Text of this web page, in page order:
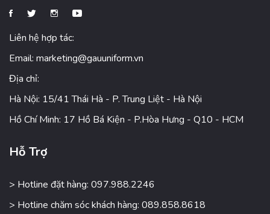
Liên hệ hợp tác:
Email: marketing@gauuniform.vn
Địa chỉ:
Hà Nội: 15/41 Thái Hà - P. Trung Liệt - Hà Nội
Hồ Chí Minh: 17 Hồ Bá Kiện - P.Hòa Hưng - Q10 - HCM
Hỗ Trợ
> Hotline đặt hàng: 097.988.2246
> Hotline chăm sóc khách hàng: 089.858.8618